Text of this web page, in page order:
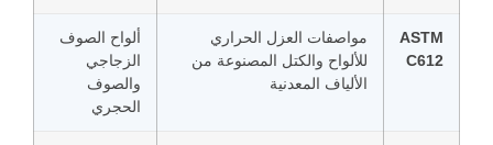
ASTM
C612
مواصفات العزل الحراري
للألواح والكتل المصنوعة من
الألياف المعدنية
ألواح الصوف
الزجاجي
والصوف
الحجري